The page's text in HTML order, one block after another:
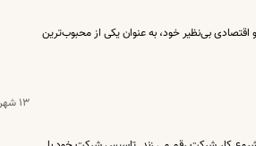
بی‌نظیر خود، به عنوان یکی از محبوب‌ترین
۱۳ شهریور ۱۴۰۲